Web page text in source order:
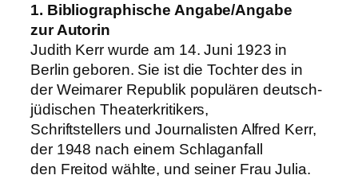
1. Bibliographische Angabe/Angabe
zur Autorin
Judith Kerr wurde am 14. Juni 1923 in
Berlin geboren. Sie ist die Tochter des in
der Weimarer Republik populären deutsch-
jüdischen Theaterkritikers,
Schriftstellers und Journalisten Alfred Kerr,
der 1948 nach einem Schlaganfall
den Freitod wählte, und seiner Frau Julia.